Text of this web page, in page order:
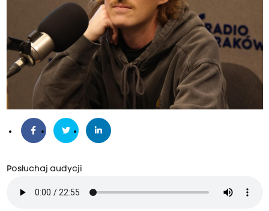
Posłuchaj audycji